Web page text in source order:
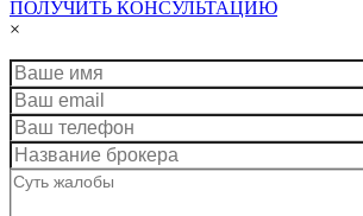
ПОЛУЧИТЬ КОНСУЛЬТАЦИЮ
×